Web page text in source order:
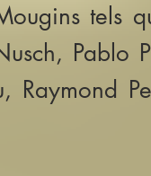
tels
Raymond